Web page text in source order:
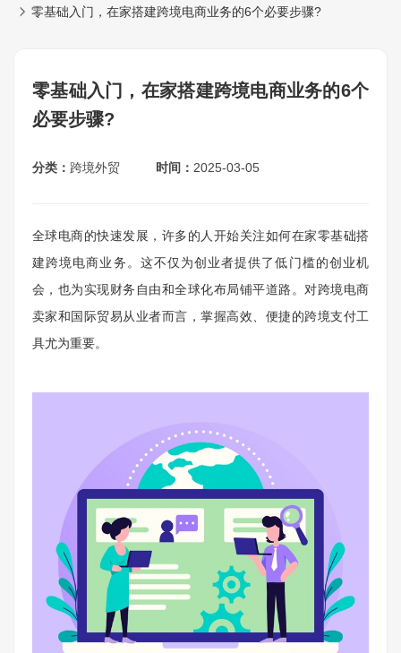
零基础入门，在家搭建跨境电商业务的6个必要步骤?
零基础入门，在家搭建跨境电商业务的6个
必要步骤?
分类： 跨境外贸 时间： 2025-03-05
全球电商的快速发展，许多的人开始关注如何在家零基础搭
建跨境电商业务。这不仅为创业者提供了低门槛的创业机
会，也为实现财务自由和全球化布局铺平道路。对跨境电商
卖家和国际贸易从业者而言，掌握高效、便捷的跨境支付工
具尤为重要。